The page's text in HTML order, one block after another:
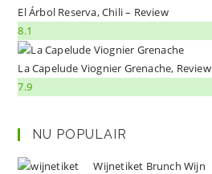
El Árbol Reserva, Chili – Review
8.1
La Capelude Viognier Grenache, Review
7.9
NU POPULAIR
Wijnetiket Brunch Wijn